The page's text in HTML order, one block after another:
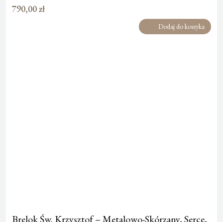
790,00zł
Dodaj do koszyka
Brelok Św. Krzysztof – Metalowo-Skórzany, Serce,